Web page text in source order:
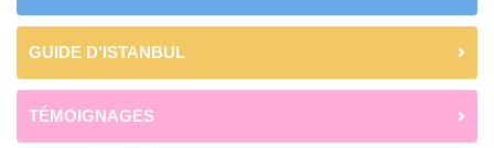
GUIDE D'ISTANBUL
TÉMOIGNAGES